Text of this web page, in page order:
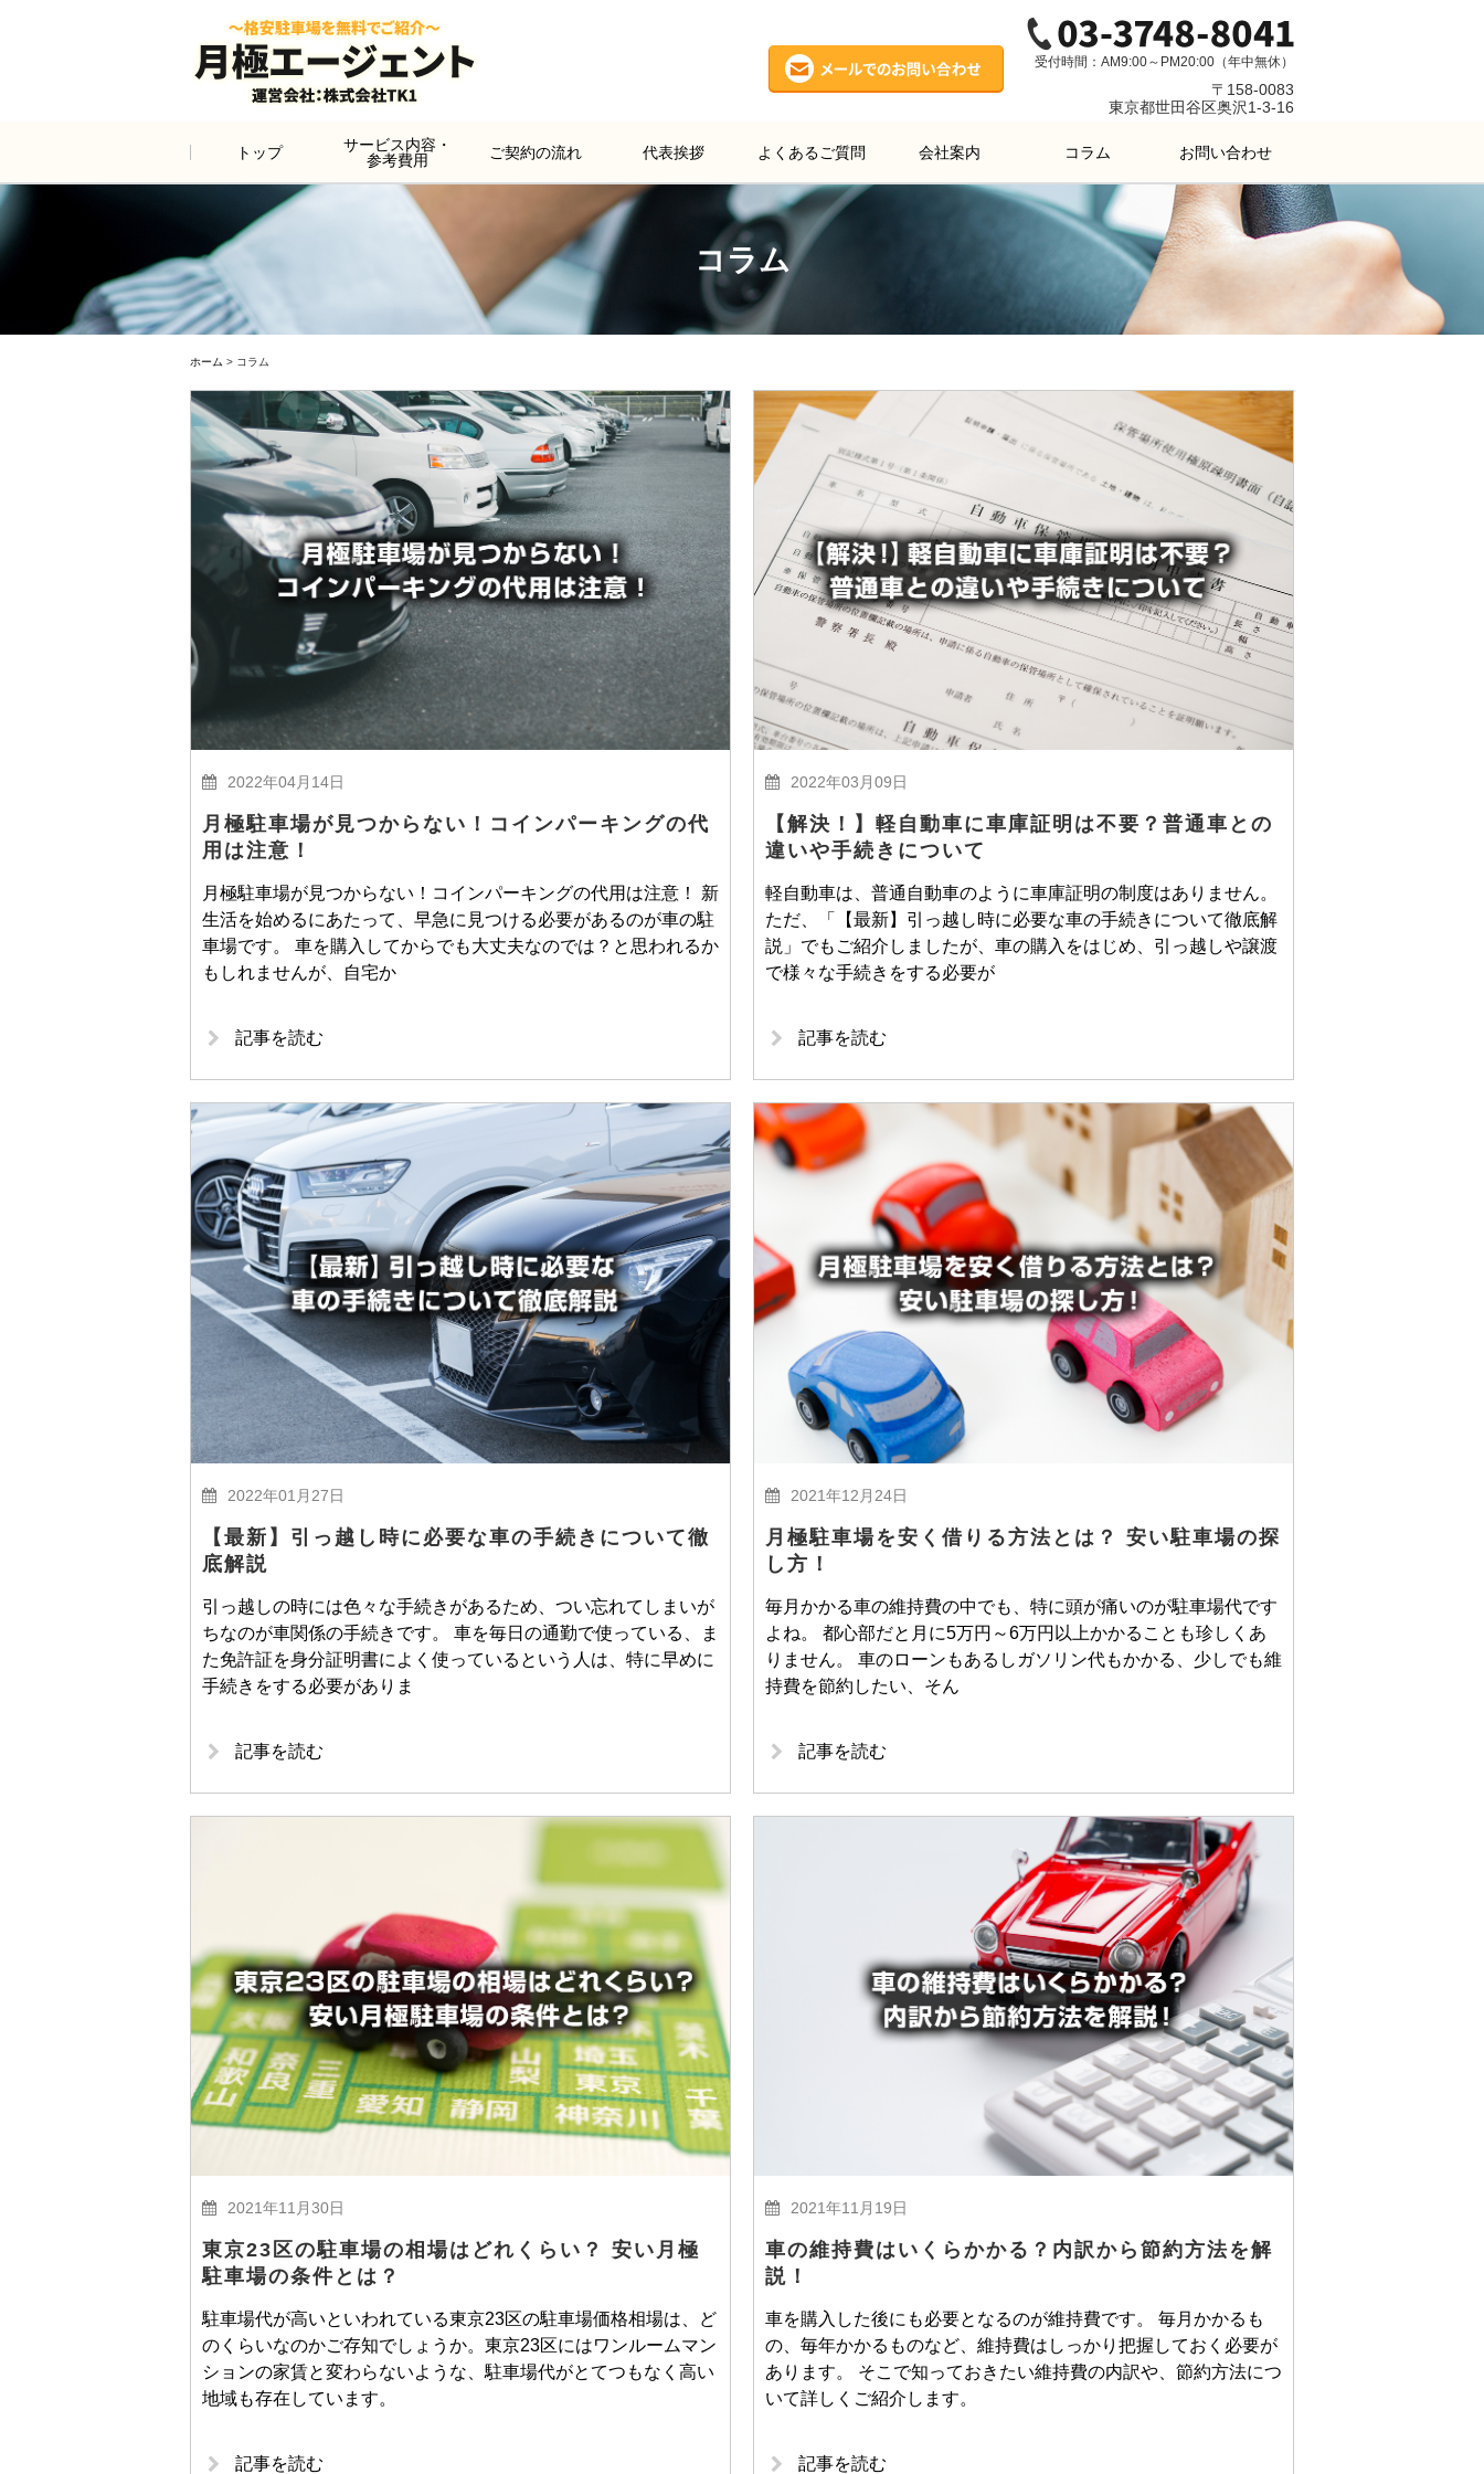
受付時間：AM9:00～PM20:00（年中無休）
〒158-0083
東京都世田谷区奥沢1-3-16
トップ
サービス内容・
参考費用
ご契約の流れ 代表挨拶 よくあるご質問 会社案内 コラム お問い合わせ
コラム
ホーム > コラム
2022年04月14日
月極駐車場が見つからない！コインパーキングの代
用は注意！
月極駐車場が見つからない！コインパーキングの代用は注意！ 新
生活を始めるにあたって、早急に見つける必要があるのが車の駐
車場です。 車を購入してからでも大丈夫なのでは？と思われるか
もしれませんが、自宅か
記事を読む
2022年03月09日
【解決！】軽自動車に車庫証明は不要？普通車との
違いや手続きについて
軽自動車は、普通自動車のように車庫証明の制度はありません。
ただ、「【最新】引っ越し時に必要な車の手続きについて徹底解
説」でもご紹介しましたが、車の購入をはじめ、引っ越しや譲渡
で様々な手続きをする必要が
記事を読む
2022年01月27日
【最新】引っ越し時に必要な車の手続きについて徹
底解説
引っ越しの時には色々な手続きがあるため、つい忘れてしまいが
ちなのが車関係の手続きです。 車を毎日の通勤で使っている、ま
た免許証を身分証明書によく使っているという人は、特に早めに
手続きをする必要がありま
記事を読む
2021年12月24日
月極駐車場を安く借りる方法とは？ 安い駐車場の探
し方！
毎月かかる車の維持費の中でも、特に頭が痛いのが駐車場代です
よね。 都心部だと月に5万円～6万円以上かかることも珍しくあ
りません。 車のローンもあるしガソリン代もかかる、少しでも維
持費を節約したい、そん
記事を読む
2021年11月30日
東京23区の駐車場の相場はどれくらい？ 安い月極
駐車場の条件とは？
駐車場代が高いといわれている東京23区の駐車場価格相場は、ど
のくらいなのかご存知でしょうか。東京23区にはワンルームマン
ションの家賃と変わらないような、駐車場代がとてつもなく高い
地域も存在しています。
記事を読む
2021年11月19日
車の維持費はいくらかかる？内訳から節約方法を解
説！
車を購入した後にも必要となるのが維持費です。 毎月かかるも
の、毎年かかるものなど、維持費はしっかり把握しておく必要が
あります。 そこで知っておきたい維持費の内訳や、節約方法につ
いて詳しくご紹介します。
記事を読む